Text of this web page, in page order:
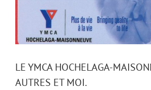
LE YMCA HOCHELAGA-
AUTRES ET MOI.